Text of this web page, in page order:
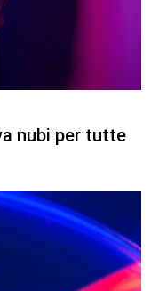
nubi per tutte